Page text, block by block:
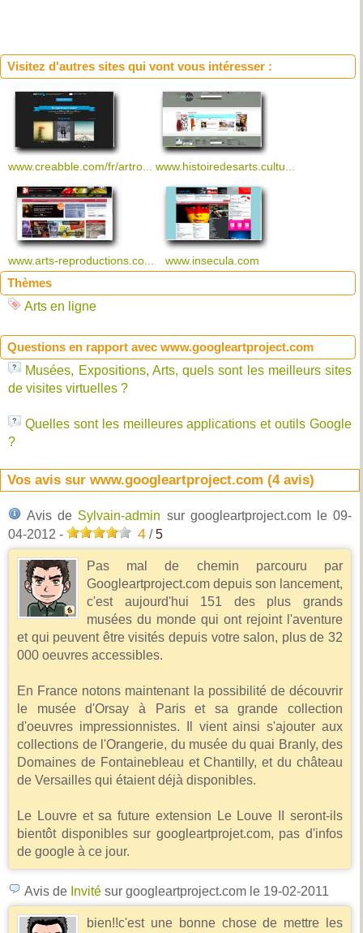
Visitez d'autres sites qui vont vous intéresser :
www.creabble.com/fr/artro... www.histoiredesarts.cultu...
www.arts-reproductions.co... www.insecula.com
Thèmes
Arts en ligne
Questions en rapport avec www.googleartproject.com
Musées, Expositions, Arts, quels sont les meilleurs sites
de visites virtuelles ?
Quelles sont les meilleures applications et outils Google
?
Vos avis sur www.googleartproject.com (4avis)
Avis de Sylvain-admin sur googleartproject.comle 09-
04-2012 - 4 /5
Pas mal de chemin parcouru par
Googleartproject.com depuis son lancement,
c'est aujourd'hui 151 des plus grands
musées du monde qui ont rejoint l'aventure
et qui peuvent être visités depuis votre salon, plus de 32
000 oeuvres accessibles.
En France notons maintenant la possibilité de découvrir
le musée d'Orsay à Paris et sa grande collection
d'oeuvres impressionnistes. Il vient ainsi s'ajouter aux
collections de l'Orangerie, du musée du quai Branly, des
Domaines de Fontainebleau et Chantilly, et du château
de Versailles qui étaient déjà disponibles.
Le Louvre et sa future extension Le Louve II seront-ils
bientôt disponibles sur googleartprojet.com, pas d'infos
de google à ce jour.
Avis de Invité sur googleartproject.com le 19-02-2011
bien!!c'est une bonne chose de mettre les